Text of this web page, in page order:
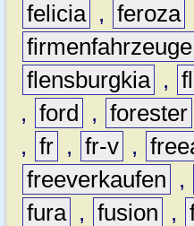
felicia , feroza
firmenfahrzeuge
flensburgkia ,
, ford , forester
, fr , fr-v ,
freeverkaufen
,
fura , fusion ,